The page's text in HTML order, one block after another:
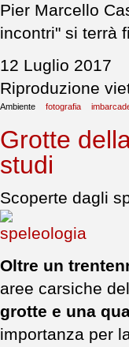
Pier Marcello
incontri" si terrà
12 Luglio 2017
Riproduzione
Ambiente fotografia
Grotte
studi
Scoperte dagli
Oltre un
aree carsiche
grotte e una
importanza per